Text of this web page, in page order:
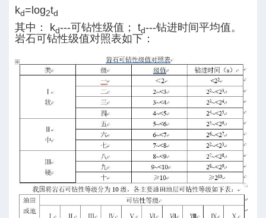
kd=log2td
其中： kd---可钻性级值； td---钻进时间平均值。
岩石可钻性级值对照表如下：